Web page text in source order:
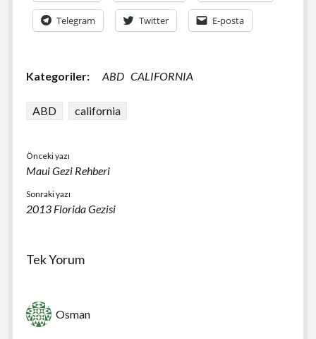
Telegram Twitter E-posta
Kategoriler: ABD CALIFORNIA
ABD california
Önceki yazı
Maui Gezi Rehberi
Sonraki yazı
2013 Florida Gezisi
Tek Yorum
Osman